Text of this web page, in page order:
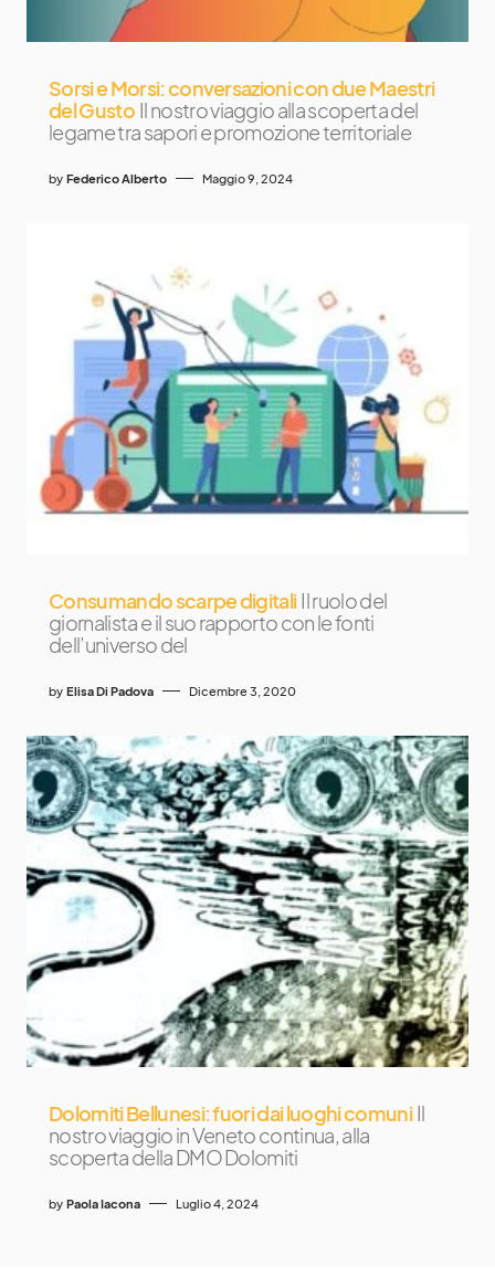
Sorsi e Morsi: conversazioni con due Maestri
del Gusto Il nostro viaggio alla scoperta del
legame tra sapori e promozione territoriale
by Federico Alberto Maggio 9, 2024
Consumando scarpe digitaliIl ruolo del
giornalista e il suo rapporto con le fonti
dell’universo del
by Elisa Di Padova Dicembre 3, 2020
Dolomiti Bellunesi: fuori dai luoghi comuni Il
nostro viaggio in Veneto continua, alla
scoperta della DMO Dolomiti
by Paola Iacona Luglio 4, 2024